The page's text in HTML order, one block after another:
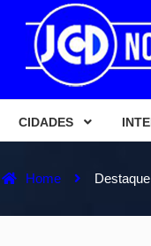
CIDADES
Home Destaque